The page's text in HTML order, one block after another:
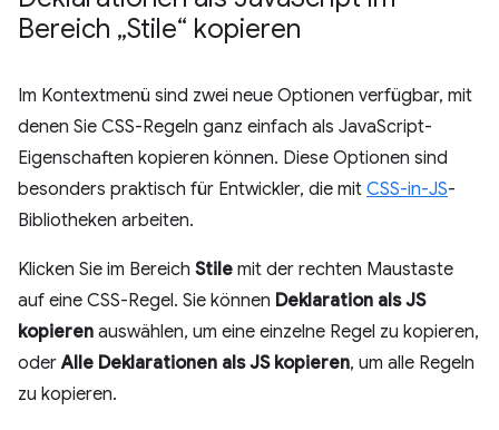
Bereich „Stile“ kopieren
Im Kontextmenü sind zwei neue Optionen verfügbar, mit
denen Sie CSS-Regeln ganz einfach als JavaScript-
Eigenschaften kopieren können. Diese Optionen sind
besonders praktisch für Entwickler, die mit CSS-in-JS-
Bibliotheken arbeiten.
Klicken Sie im Bereich Stile mit der rechten Maustaste
auf eine CSS-Regel. Sie können Deklaration als JS
kopieren auswählen, um eine einzelne Regel zu kopieren,
oderAlle Deklarationen als JS kopieren, um alle Regeln
zu kopieren.